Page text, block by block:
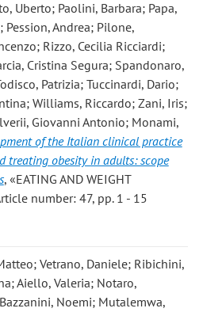
Uberto; Paolini, Barbara; Papa,
Andrea; Pilone,
Rizzo, Cecilia Ricciardi;
Cristina Segura; Spandonaro,
Patrizia; Tuccinardi, Dario;
Williams, Riccardo; Zani, Iris;
Giovanni Antonio; Monami,
of the Italian clinical practice
treating obesity in adults: scope
, «EATING AND WEIGHT
number: 47, pp. 1 - 15
Vetrano, Daniele; Ribichini,
Aiello, Valeria; Notaro,
Noemi; Mutalemwa,